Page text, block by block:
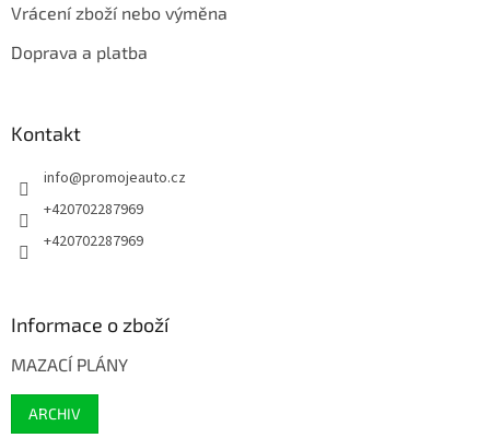
Vrácení zboží nebo výměna
Doprava a platba
Kontakt
info@promojeauto.cz
+420702287969
+420702287969
Informace o zboží
MAZACÍ PLÁNY
ARCHIV